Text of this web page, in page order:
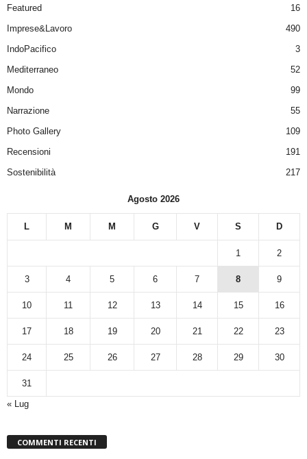
Featured
16
Imprese&Lavoro
490
IndoPacifico
3
Mediterraneo
52
Mondo
99
Narrazione
55
Photo Gallery
109
Recensioni
191
Sostenibilità
217
Agosto 2026
L M M G V S D
1 2
3 4 5 6 7 8 9
10 11 12 13 14 15 16
17 18 19 20 21 22 23
24 25 26 27 28 29 30
31
« Lug
COMMENTI RECENTI